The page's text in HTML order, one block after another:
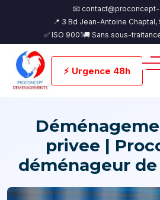
📧
📍 3 Bd Jean-Antoine Chaptal,
✅ ISO 9001🚚 Sans sous-
⚡ Urgence 48h
privee |
déménageur